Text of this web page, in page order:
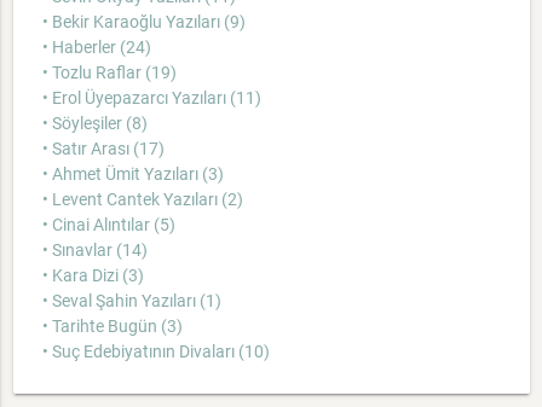
• Bekir Karaoğlu Yazıları (9)
• Haberler (24)
• Tozlu Raflar (19)
• Erol Üyepazarcı Yazıları (11)
• Söyleşiler (8)
• Satır Arası (17)
• Ahmet Ümit Yazıları (3)
• Levent Cantek Yazıları (2)
• Cinai Alıntılar (5)
• Sınavlar (14)
• Kara Dizi (3)
• Seval Şahin Yazıları (1)
• Tarihte Bugün (3)
• Suç Edebiyatının Divaları (10)